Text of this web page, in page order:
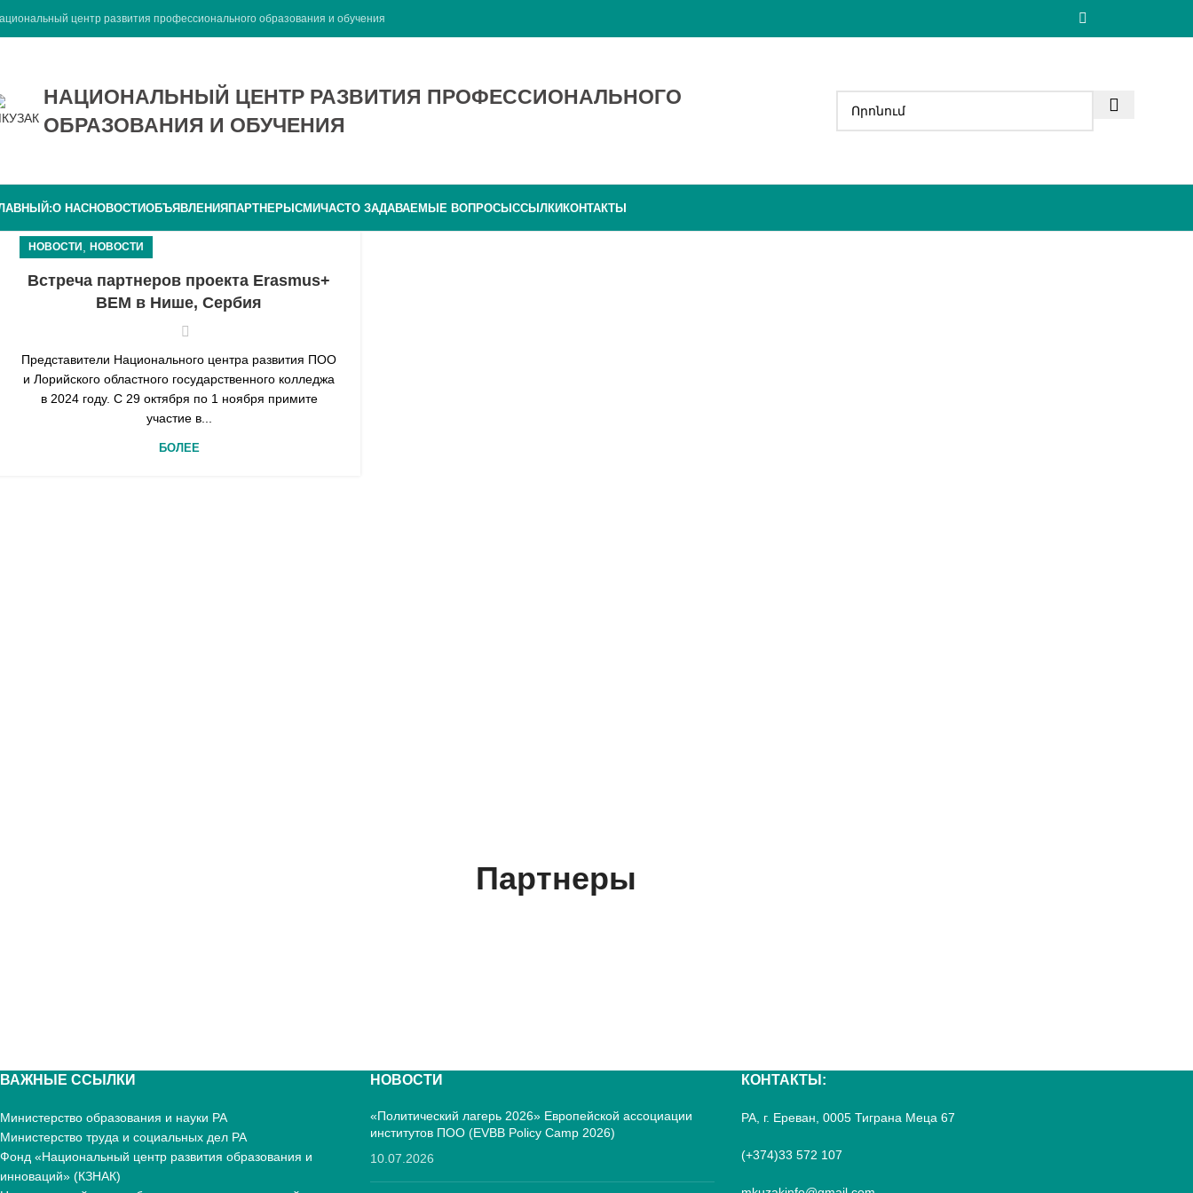
центр развития профессионального образования и обучения
НАЦИОНАЛЬНЫЙ ЦЕНТР РАЗВИТИЯ ПРОФЕССИОНАЛЬНОГО
ОБРАЗОВАНИЯ И ОБУЧЕНИЯ
О НАСНОВОСТИОБЪЯВЛЕНИЯПАРТНЕРЫСМИЧАСТО ЗАДАВАЕМЫЕ ВОПРОСЫССЫЛКИКОНТАКТЫ
НОВОСТИ НОВОСТИ
Встреча партнеров проекта Erasmus+
BEM в Нише, Сербия
Представители Национального центра развития ПОО
и Лорийского областного государственного колледжа
в 2024 году. С 29 октября по 1 ноября примите
участие в...
БОЛЕЕ
Партнеры
ВАЖНЫЕ ССЫЛКИ
Министерство образования и науки РА
Министерство труда и социальных дел РА
Фонд «Национальный центр развития образования и
инноваций» (КЗНАК)
НОВОСТИ
«Политический лагерь 2026» Европейской ассоциации
институтов ПОО (EVBB Policy Camp 2026)
10.07.2026
КОНТАКТЫ:
РА, г. Ереван, 0005 Тиграна Меца 67
(+374)33 572 107